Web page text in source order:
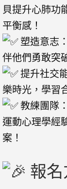
貝提升心肺功
平衡感！
塑造意志
伴他們勇敢突
提升社交
樂時光，學習
教練團隊
運動心理學經
案！
報名